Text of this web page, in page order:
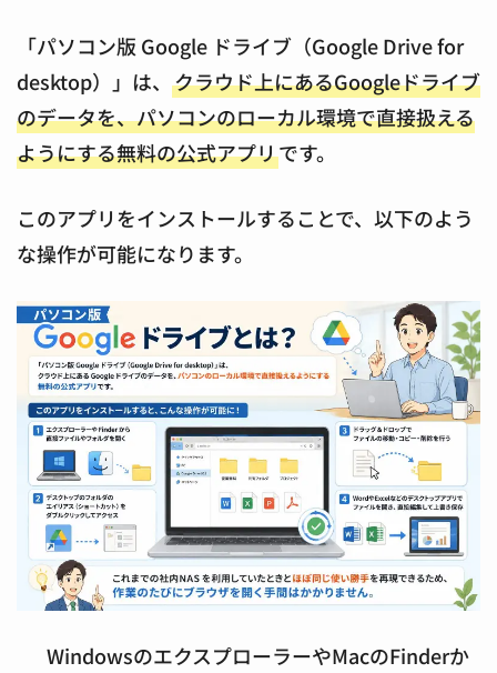
「パソコン版 Google ドライブ（Google Drive for
desktop）」は、 クラウド上にあるGoogleドライブ
のデータを、パソコンのローカル環境で直接扱える
ようにする無料の公式アプリです。
このアプリをインストールすることで、以下のよう
な操作が可能になります。
WindowsのエクスプローラーやMacのFinderか